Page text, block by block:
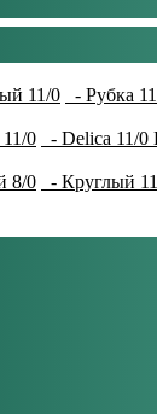
11/0 - Рубка
0 - Delica 11/0
8/0 - Круглый